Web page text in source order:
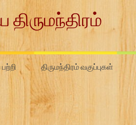
திருமந்திரம்
திருமந்திரம் வகுப்புகள்